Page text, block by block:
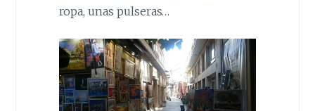
ropa, unas pulseras…